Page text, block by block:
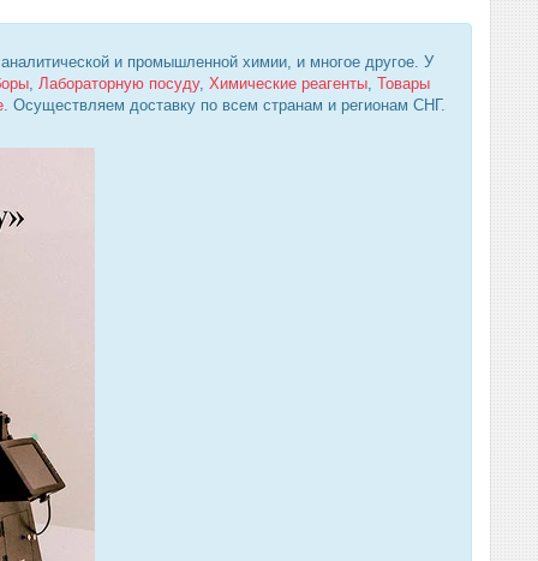
и промышленной химии, и многое другое. У
Лабораторную посуду, Химические реагенты Товары
. Осуществляем доставку по всем странам и регионам СНГ.